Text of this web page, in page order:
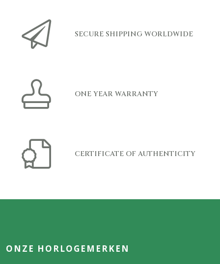
SECURE SHIPPING WORLDWIDE
ONE YEAR WARRANTY
CERTIFICATE OF AUTHENTICITY
ONZE HORLOGEMERKEN